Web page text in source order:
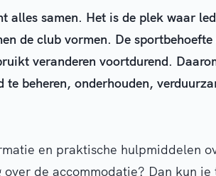
alles samen. Het is de plek waar
de club vormen. De sportbehoefte
veranderen voortdurend.
beheren, onderhouden,
en praktische hulpmiddelen
de accommodatie? Dan kun je